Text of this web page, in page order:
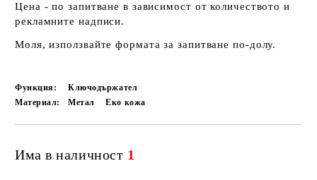
Цена - по запитване в зависимост от количеството и
рекламните надписи.
Моля, използвайте формата за запитване по-долу.
Функция:
Ключодържател
Материал:
Метал Еко кожа
Има в наличност 1